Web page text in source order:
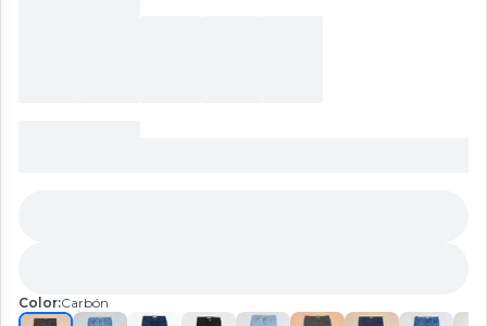
Color:Carbón